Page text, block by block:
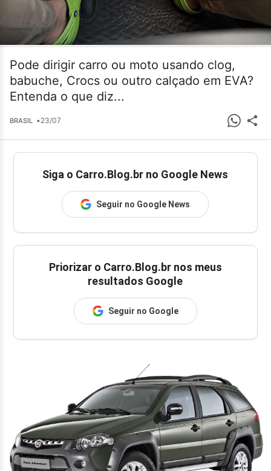
Pode dirigir carro ou moto usando clog,
babuche, Crocs ou outro calçado em EVA?
Entenda o que diz...
BRASIL •23/07
Siga o Carro.Blog.br no Google News
Seguir no Google News
Priorizar o Carro.Blog.br nos meus
resultados Google
Seguir no Google